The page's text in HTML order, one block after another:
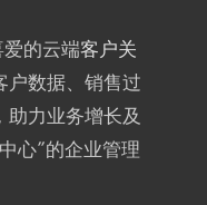
的云端客户关
户数据、销售过
助力业务增长及
心”的企业管理